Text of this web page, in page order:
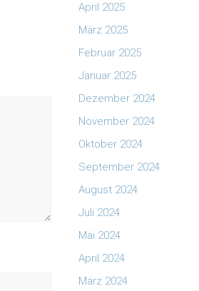
April 2025
März 2025
Februar 2025
Januar 2025
Dezember 2024
November 2024
Oktober 2024
September 2024
August 2024
Juli 2024
Mai 2024
April 2024
März 2024